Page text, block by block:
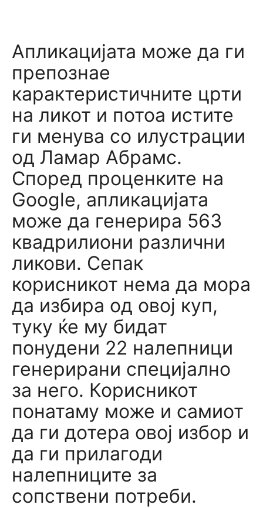
Апликацијата може да ги
препознае
карактеристичните црти
на ликот и потоа истите
ги менува со илустрации
од Ламар Абрамс.
Според проценките на
Google, апликацијата
може да генерира 563
квадрилиони различни
ликови. Сепак
корисникот нема да мора
да избира од овој куп,
туку ќе му бидат
понудени 22 налепници
генерирани специјално
за него. Корисникот
понатаму може и самиот
да ги дотера овој избор и
да ги прилагоди
налепниците за
сопствени потреби.